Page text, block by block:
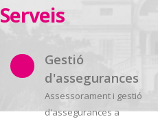
Serveis
Gestió
d'assegurances
Assessorament i gestió
d'assegurances a